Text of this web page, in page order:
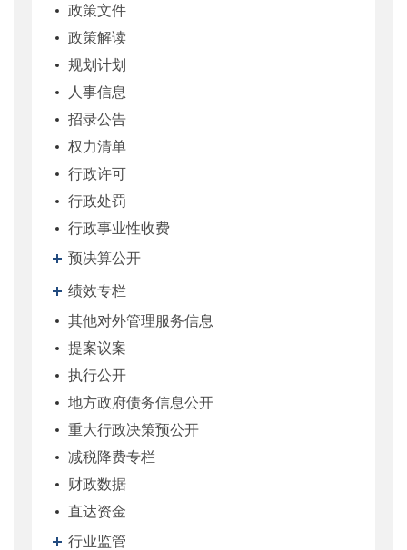
政策文件
政策解读
规划计划
人事信息
招录公告
权力清单
行政许可
行政处罚
行政事业性收费
预决算公开
绩效专栏
其他对外管理服务信息
提案议案
执行公开
地方政府债务信息公开
重大行政决策预公开
减税降费专栏
财政数据
直达资金
行业监管